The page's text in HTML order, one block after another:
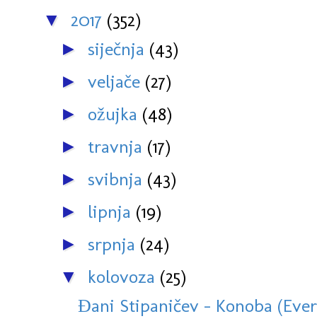
▼ 2017 (352)
► siječnja (43)
► veljače (27)
► ožujka (48)
► travnja (17)
► svibnja (43)
► lipnja (19)
► srpnja (24)
▼ kolovoza (25)
Đani Stipaničev - Konoba